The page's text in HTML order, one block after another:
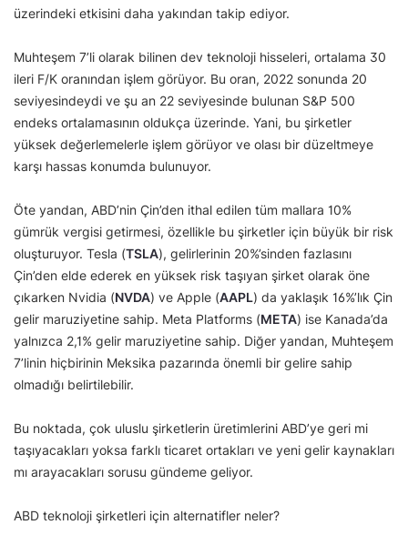
üzerindeki etkisini daha yakından takip ediyor.
Muhteşem 7’li olarak bilinen dev teknoloji hisseleri, ortalama 30
ileri F/K oranından işlem görüyor. Bu oran, 2022 sonunda 20
seviyesindeydi ve şu an 22 seviyesinde bulunan S&P 500
endeks ortalamasının oldukça üzerinde. Yani, bu şirketler
yüksek değerlemelerle işlem görüyor ve olası bir düzeltmeye
karşı hassas konumda bulunuyor.
Öte yandan, ABD’nin Çin’den ithal edilen tüm mallara 10%
gümrük vergisi getirmesi, özellikle bu şirketler için büyük bir risk
oluşturuyor. Tesla (TSLA), gelirlerinin 20%’sinden fazlasını
Çin’den elde ederek en yüksek risk taşıyan şirket olarak öne
çıkarken Nvidia (NVDA) ve Apple (AAPL) da yaklaşık 16%’lık Çin
gelir maruziyetine sahip. Meta Platforms (META) ise Kanada’da
yalnızca 2,1% gelir maruziyetine sahip. Diğer yandan, Muhteşem
7’linin hiçbirinin Meksika pazarında önemli bir gelire sahip
olmadığı belirtilebilir.
Bu noktada, çok uluslu şirketlerin üretimlerini ABD’ye geri mi
taşıyacakları yoksa farklı ticaret ortakları ve yeni gelir kaynakları
mı arayacakları sorusu gündeme geliyor.
ABD teknoloji şirketleri için alternatifler neler?